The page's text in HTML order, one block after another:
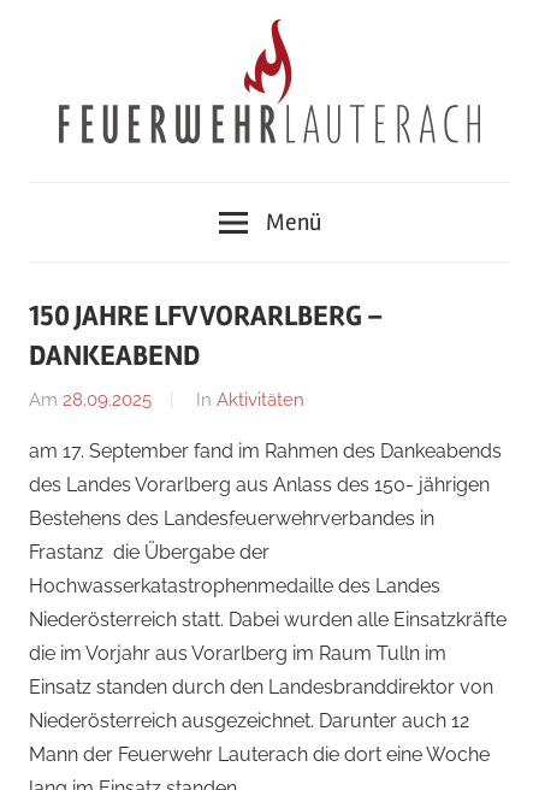
Lauterach
Menü
150 JAHRE LFV VORARLBERG –
DANKEABEND
Am 28.09.2025
Von
Perl
In Aktivitäten
am 17. September fand im Rahmen des Dankeabends
des Landes Vorarlberg aus Anlass des 150- jährigen
Bestehens des Landesfeuerwehrverbandes in
Frastanz die Übergabe der
Hochwasserkatastrophenmedaille des Landes
Niederösterreich statt. Dabei wurden alle Einsatzkräfte
die im Vorjahr aus Vorarlberg im Raum Tulln im
Einsatz standen durch den Landesbranddirektor von
Niederösterreich ausgezeichnet. Darunter auch 12
Mann der Feuerwehr Lauterach die dort eine Woche